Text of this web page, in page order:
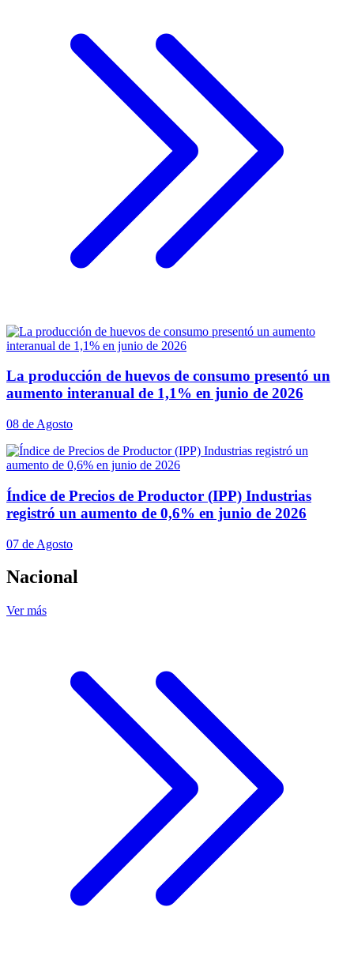
La producción de huevos de consumo presentó un
aumento interanual de 1,1% en junio de 2026
08 de Agosto
Índice de Precios de Productor (IPP) Industrias
registró un aumento de 0,6% en junio de 2026
07 de Agosto
Nacional
Ver más